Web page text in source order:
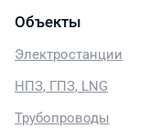
Объекты
Электростанции
НПЗ, ГПЗ, LNG
Трубопроводы